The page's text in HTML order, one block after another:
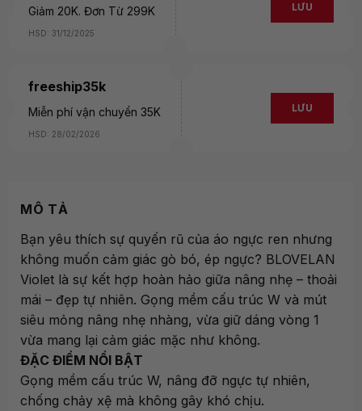
MÔ TẢ
Bạn yêu thích sự quyến rũ của áo ngực ren nhưng
không muốn cảm giác gò bó, ép ngực? BLOVELAN
Violet là sự kết hợp hoàn hảo giữa nâng nhẹ – thoải
mái – đẹp tự nhiên. Gọng mềm cấu trúc W và mút
siêu mỏng nâng nhẹ nhàng, vừa giữ dáng vòng 1
vừa mang lại cảm giác mặc như không.
ĐẶC ĐIỂM NỔI BẬT
Gọng mềm cấu trúc W, nâng đỡ ngực tự nhiên,
chống chảy xệ mà không gây khó chịu.
Giảm 20K. Đơn Từ 299K
HSD: 31/12/2025
LƯU
freeship35k
Miễn phí vận chuyển 35K
HSD: 28/02/2026
LƯU